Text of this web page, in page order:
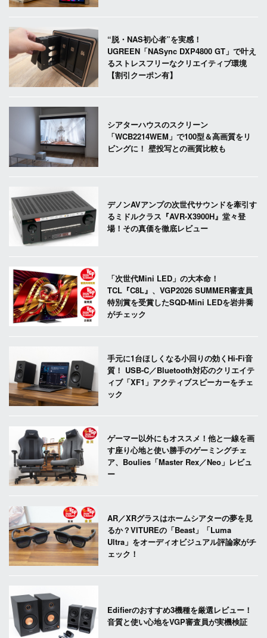
“脱・NAS初心者”を実感！
UGREEN「NASync DXP4800 GT」で叶え
るストレスフリーなクリエイティブ環境
【割引クーポン有】
シアターハウスのスクリーン
「WCB2214WEM」で100型＆高画質をリ
ビングに！ 壁投写との画質比較も
デノンAVアンプの次世代サウンドを牽引す
るミドルクラス『AVR-X3900H』堂々登
場！その真価を徹底レビュー
「次世代Mini LED」の大本命！
TCL『C8L』、VGP2026 SUMMER審査員
特別賞を受賞したSQD-Mini LEDを岩井喬
がチェック
手元に1台ほしくなる小回りの効くHi-Fi音
質！ USB-C／Bluetooth対応のクリエイテ
ィブ「XF1」アクティブスピーカーをチェ
ック
ゲーマー以外にもオススメ！他と一線を画
す座り心地と使い勝手のゲーミングチェ
ア、Boulies「Master Rex／Neo」レビュ
ー
AR／XRグラスはホームシアターの夢を見
るか？VITUREの「Beast」「Luma
Ultra」をオーディオビジュアル評論家がチ
ェック！
Edifierのおすすめ3機種を厳選レビュー！
音質と使い心地をVGP審査員が実機検証